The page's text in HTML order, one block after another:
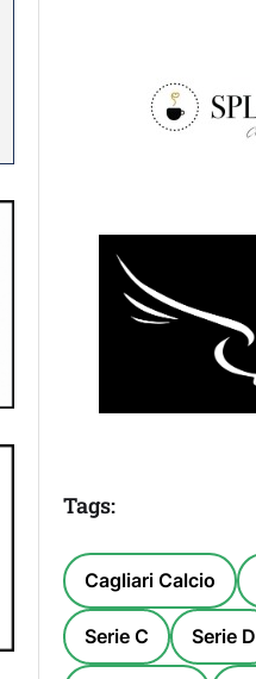
Tags:
Cagliari Calcio
Serie C Serie D